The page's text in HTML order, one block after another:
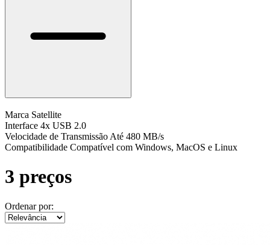
Marca Satellite
Interface 4x USB 2.0
Velocidade de Transmissão Até 480 MB/s
Compatibilidade Compatível com Windows, MacOS e Linux
3 preços
Ordenar por: